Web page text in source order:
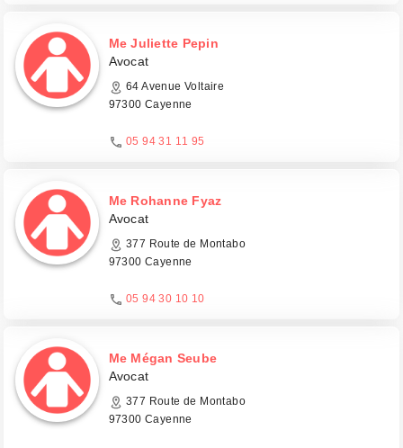
Me Juliette Pepin
Avocat
64 Avenue Voltaire
97300 Cayenne
05 94 31 11 95
Me Rohanne Fyaz
Avocat
377 Route de Montabo
97300 Cayenne
05 94 30 10 10
Me Mégan Seube
Avocat
377 Route de Montabo
97300 Cayenne